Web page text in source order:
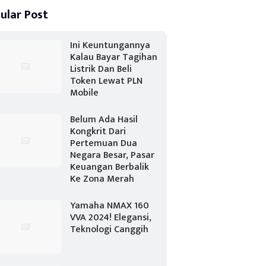
Post
Ini Keuntungannya
Kalau Bayar Tagihan
Listrik Dan Beli
Token Lewat PLN
Mobile
Belum Ada Hasil
Kongkrit Dari
Pertemuan Dua
Negara Besar, Pasar
Keuangan Berbalik
Ke Zona Merah
Yamaha NMAX 160
VVA 2024! Elegansi,
Teknologi Canggih